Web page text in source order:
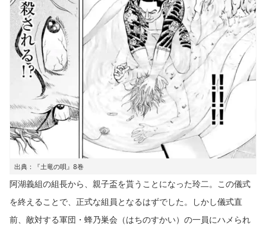
出典：『土竜の唄』8巻
阿湖義組の組長から、親子盃を貰うことになった玲二。この儀式
を終えることで、正式な組員となるはずでした。しかし儀式直
前、敵対する軍団・蜂乃巣会（はちのすかい）の一員にハメられ